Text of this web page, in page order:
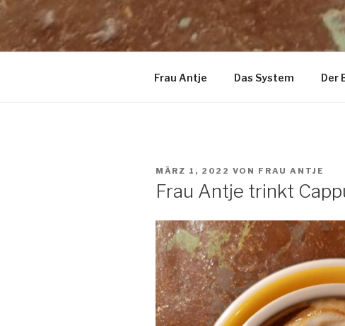
Frau Antje Das System Der
VERÖFFENTLICHT
MÄRZ 1, 2022 VON FRAU ANTJE
Frau Antje trinkt